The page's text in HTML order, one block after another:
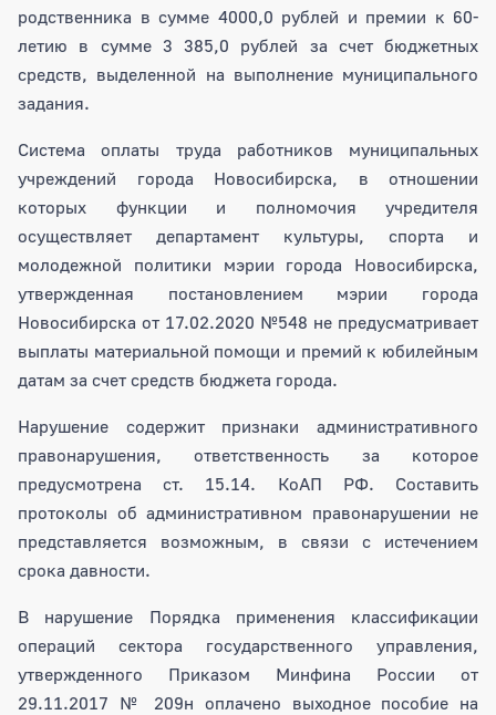
родственника в сумме 4000,0 рублей и премии к 60-
летию в сумме 3 385,0 рублей за счет бюджетных
средств, выделенной на выполнение муниципального
задания.
Система оплаты труда работников муниципальных
учреждений города Новосибирска, в отношении
которых функции и полномочия учредителя
осуществляет департамент культуры, спорта и
молодежной политики мэрии города Новосибирска,
утвержденная постановлением мэрии города
Новосибирска от 17.02.2020 №548 не предусматривает
выплаты материальной помощи и премий к юбилейным
датам за счет средств бюджета города.
Нарушение содержит признаки административного
правонарушения, ответственность за которое
предусмотрена ст. 15.14. КоАП РФ. Составить
протоколы об административном правонарушении не
представляется возможным, в связи с истечением
срока давности.
В нарушение Порядка применения классификации
операций сектора государственного управления,
утвержденного Приказом Минфина России от
29.11.2017 № 209н оплачено выходное пособие на